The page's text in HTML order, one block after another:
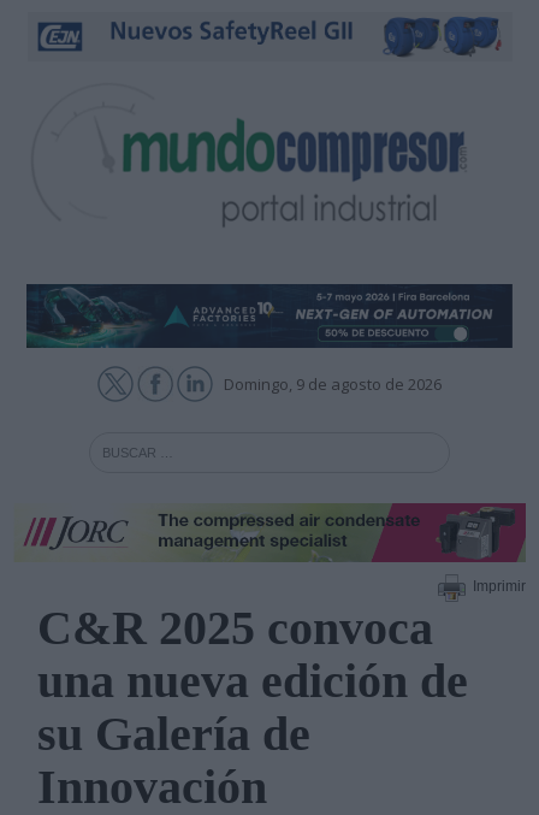
Domingo, 9 de agosto de 2026
Imprimir
C&R 2025 convoca
una nueva edición de
su Galería de
Innovación